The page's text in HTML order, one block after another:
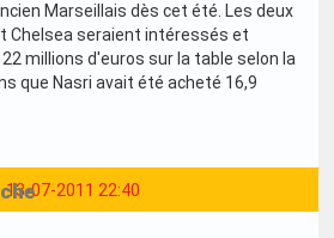
Marseillais dès cet été. Les deux
Chelsea seraient intéressés et
millions d'euros sur la table selon la
que Nasri avait été acheté 16,9
13-07-2011 22:40